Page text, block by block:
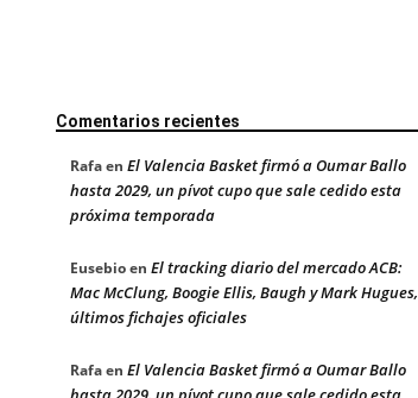
Comentarios recientes
Rafaen El Valencia Basket firmó a Oumar Ballo
hasta 2029, un pívot cupo que sale cedido esta
próxima temporada
Eusebioen El tracking diario del mercado ACB:
Mac McClung, Boogie Ellis, Baugh y Mark Hugues,
últimos fichajes oficiales
Rafaen El Valencia Basket firmó a Oumar Ballo